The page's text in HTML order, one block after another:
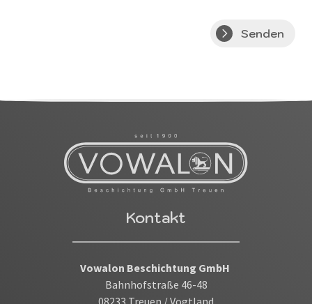
Senden
Kontakt
Vowalon Beschichtung GmbH
Bahnhofstraße 46-48